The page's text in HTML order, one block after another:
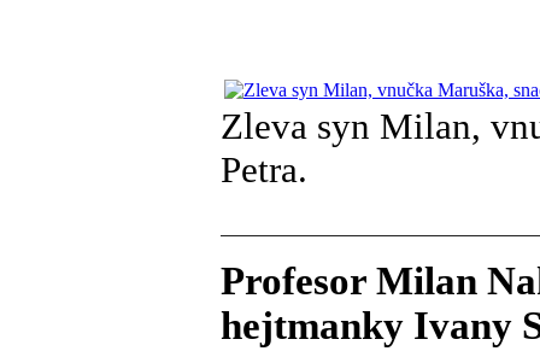
Zleva syn Milan,
Petra.
Profesor Milan
hejtmanky Ivany